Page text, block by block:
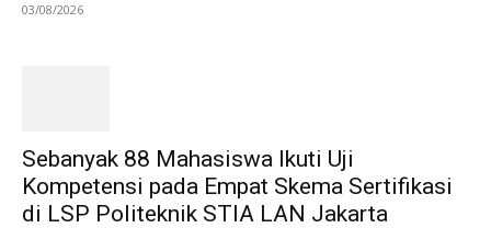
03/08/2026
Sebanyak 88 Mahasiswa Ikuti Uji
Kompetensi pada Empat Skema Sertifikasi
di LSP Politeknik STIA LAN Jakarta